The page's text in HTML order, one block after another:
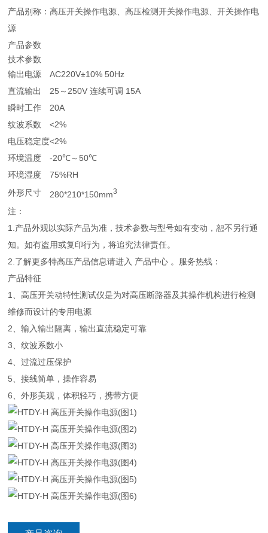
产品别称：高压开关操作电源、高压检测开关操作电源、开关操作电
源
产品参数
技术参数
输出电源
AC220V±10% 50Hz
直流输出
25～250V 连续可调 15A
瞬时工作
20A
纹波系数
<2%
电压稳定度<2%
环境温度
-20℃～50℃
环境湿度
75%RH
外形尺寸
280*210*150mm3
注：
1.产品外观以实际产品为准，技术参数与型号如有变动，恕不另行通
知。如有盗用或复印行为，将追究法律责任。
2.了解更多特高压产品信息请进入 产品中心 。服务热线：
产品特征
1、高压开关动特性测试仪是为对高压断路器及其操作机构进行检测
维修而设计的专用电源
2、输入输出隔离，输出直流稳定可靠
3、纹波系数小
4、过流过压保护
5、接线简单，操作容易
6、外形美观，体积轻巧，携带方便